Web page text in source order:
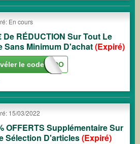
En cours
De RÉDUCTION Sur Tout Le
Sans Minimum D'achat(Expiré)
MAMILADO
le code
15/03/2022
OFFERTS Supplémentaire Sur
Sélection D'articles(Expiré)